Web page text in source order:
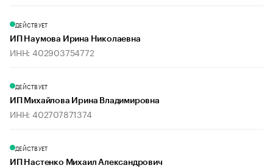
ДЕЙСТВУЕТ
ИП Наумова Ирина Николаевна
ИНН: 402903754772
ДЕЙСТВУЕТ
ИП Михайлова Ирина Владимировна
ИНН: 402707871374
ДЕЙСТВУЕТ
ИП Настенко Михаил Александрович